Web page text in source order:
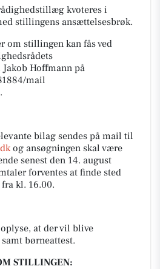
kvoteres i
stillingens ansættelsesbrøk.
om stillingen kan fås ved
Hoffmann på
mail
.
bilag sendes på mail til
og ansøgningen skal være
senest den 14. august
forventes at finde sted
kl. 16.00.
at der vil blive
børneattest.
STILLINGEN: